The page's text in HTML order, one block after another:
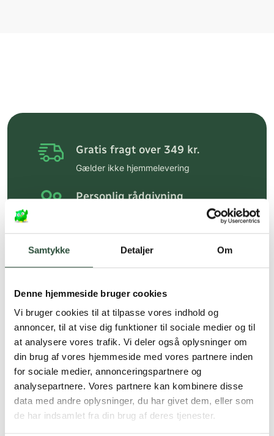
Samtykke Detaljer Om
Denne hjemmeside bruger cookies
Vi bruger cookies til at tilpasse vores indhold og
annoncer, til at vise dig funktioner til sociale medier og til
at analysere vores trafik. Vi deler også oplysninger om
din brug af vores hjemmeside med vores partnere inden
for sociale medier, annonceringspartnere og
analysepartnere. Vores partnere kan kombinere disse
data med andre oplysninger, du har givet dem, eller som
de har indsamlet fra din brug af deres tjenester.
Gratis fragt over 349 kr.
Gælder ikke hjemmelevering
Personlig rådgivning
Hurtig levering (30 min. i Kbh)
Faste lave priser*
*Gælder ikke ernæringsprodukter.
Stort udvalg af kendte
produkter
Vi tilbyder et stort udvalg af kendte
cremer, vitaminer og andre spændende
produkter – altid til fast lav pris.
Læs mere om Uglecare.dk her